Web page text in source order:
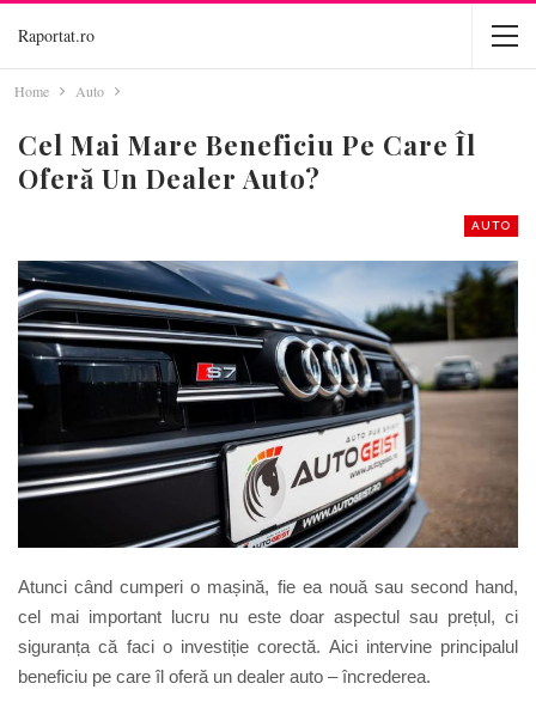
Raportat.ro
Home Auto
Cel Mai Mare Beneficiu Pe Care Îl
Oferă Un Dealer Auto?
AUTO
Atunci când cumperi o mașină, fie ea nouă sau second hand,
cel mai important lucru nu este doar aspectul sau prețul, ci
siguranța că faci o investiție corectă. Aici intervine principalul
beneficiu pe care îl oferă un dealer auto – încrederea.